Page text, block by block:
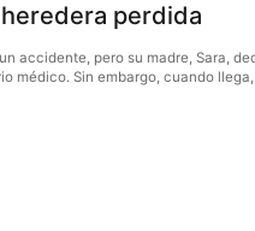
perdida
accidente, pero su madre, Sara,
médico. Sin embargo, cuando